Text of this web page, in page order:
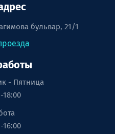
бульвар, 21/1
- Пятница
18:00
16:00